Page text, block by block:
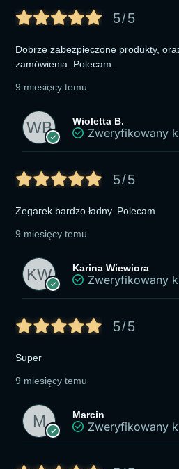
5/5
Dobrze zabezpieczone produkty,
zamówienia. Polecam.
9 miesięcy temu
Wioletta B.
Zweryfikowany
5/5
Zegarek bardzo ładny. Polecam
9 miesięcy temu
Karina Wiewiora
Zweryfikowany
5/5
Super
9 miesięcy temu
Marcin
Zweryfikowany